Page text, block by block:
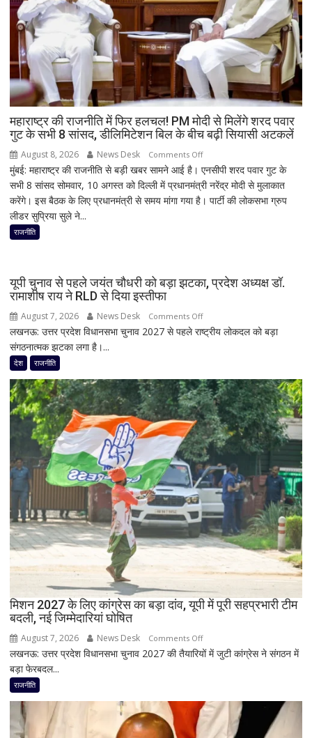
लेकर
चुनावी
रणनीति
तक
मंथन!
नितिन
नवीन
से
मुलाकात
सियासी
महाराष्ट्र की राजनीति में फिर हलचल! PM मोदी से मिलेंगे शरद पवार
गुट के सभी 8 सांसद, डीलिमिटेशन बिल के बीच बढ़ी सियासी अटकलें
August 8, 2026 News Desk Comments Offon
महाराष्ट्र
की
राजनीति
से
पवार
सभी
8
सांसद,
डीलिमिटेशन
बिल
के
बीच
बढ़ी
सियासी
अटकलें
मुंबई: महाराष्ट्र की राजनीति से बड़ी खबर सामने आई है। एनसीपी शरद पवार गुट के
सभी 8 सांसद सोमवार, 10 अगस्त को दिल्ली में प्रधानमंत्री नरेंद्र मोदी से मुलाकात
करेंगे। इस बैठक के लिए प्रधानमंत्री से समय मांगा गया है। पार्टी की लोकसभा ग्रुप
लीडर सुप्रिया सुले ने...
राजनीति
यूपी चुनाव से पहले जयंत चौधरी को बड़ा झटका, प्रदेश अध्यक्ष डॉ.
रामाशीष राय ने RLD से दिया इस्तीफा
August 7, 2026 News Desk Comments Offon
यूपी
जयंत
चौधरी
को
बड़ा
झटका,
प्रदेश
अध्यक्ष
रामाशीष
राय
ने
से
दिया
इस्तीफा
लखनऊ: उत्तर प्रदेश विधानसभा चुनाव 2027 से पहले राष्ट्रीय लोकदल को बड़ा
संगठनात्मक झटका लगा है।...
देश राजनीति
मिशन 2027 के लिए कांग्रेस का बड़ा दांव, यूपी में पूरी सहप्रभारी टीम
बदली, नई जिम्मेदारियां घोषित
August 7, 2026 News Desk Comments Offon
मिशन
कांग्रेस
लखनऊ: उत्तर प्रदेश विधानसभा चुनाव 2027 की तैयारियों में जुटी कांग्रेस ने संगठन में
बड़ा फेरबदल...
राजनीति